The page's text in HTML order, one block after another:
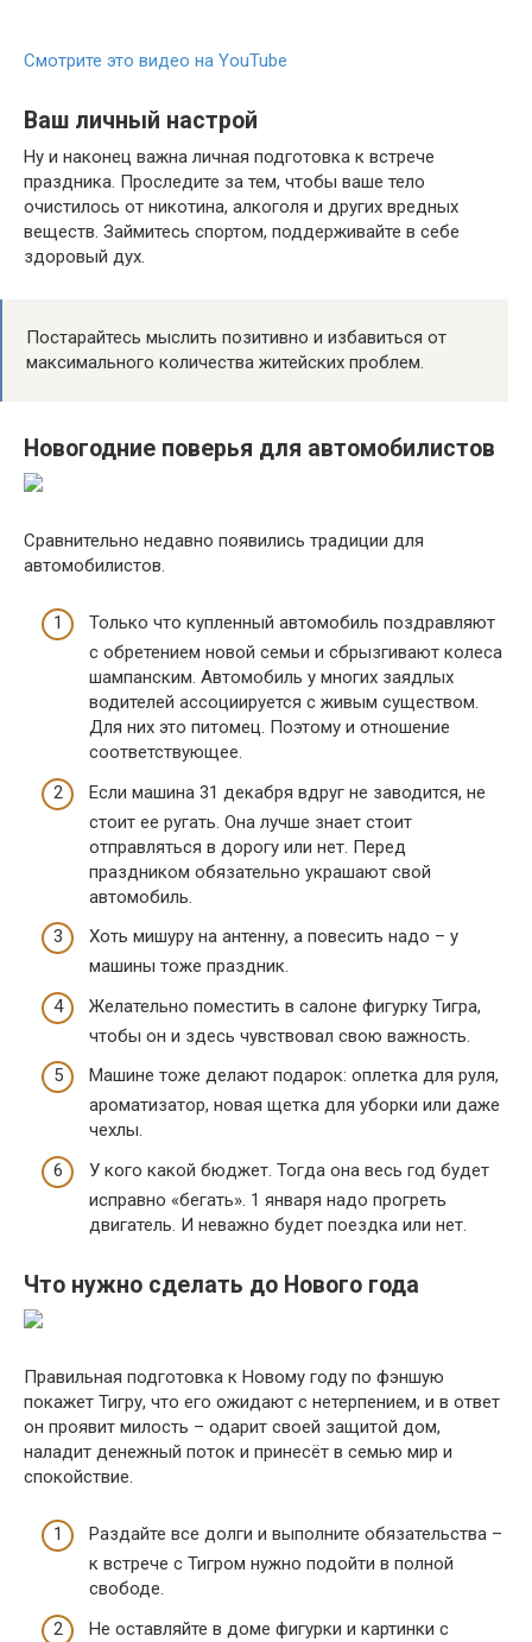
Смотрите это видео на YouTube
Ваш личный настрой
Ну и наконец важна личная подготовка к встрече
праздника. Проследите за тем, чтобы ваше тело
очистилось от никотина, алкоголя и других вредных
веществ. Займитесь спортом, поддерживайте в себе
здоровый дух.
Постарайтесь мыслить позитивно и избавиться от
максимального количества житейских проблем.
Новогодние поверья для автомобилистов
Сравнительно недавно появились традиции для
автомобилистов.
Только что купленный автомобиль поздравляют
с обретением новой семьи и сбрызгивают колеса
шампанским. Автомобиль у многих заядлых
водителей ассоциируется с живым существом.
Для них это питомец. Поэтому и отношение
соответствующее.
Если машина 31 декабря вдруг не заводится, не
стоит ее ругать. Она лучше знает стоит
отправляться в дорогу или нет. Перед
праздником обязательно украшают свой
автомобиль.
Хоть мишуру на антенну, а повесить надо – у
машины тоже праздник.
Желательно поместить в салоне фигурку Тигра,
чтобы он и здесь чувствовал свою важность.
Машине тоже делают подарок: оплетка для руля,
ароматизатор, новая щетка для уборки или даже
чехлы.
У кого какой бюджет. Тогда она весь год будет
исправно «бегать». 1 января надо прогреть
двигатель. И неважно будет поездка или нет.
Что нужно сделать до Нового года
Правильная подготовка к Новому году по фэншую
покажет Тигру, что его ожидают с нетерпением, и в ответ
он проявит милость – одарит своей защитой дом,
наладит денежный поток и принесёт в семью мир и
спокойствие.
Раздайте все долги и выполните обязательства –
к встрече с Тигром нужно подойти в полной
свободе.
Не оставляйте в доме фигурки и картинки с